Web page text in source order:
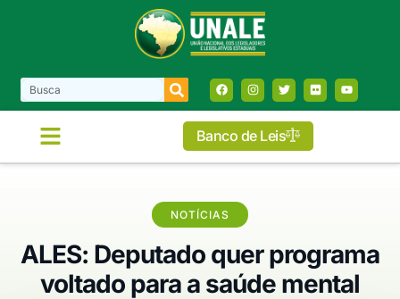
Banco de Leis
NOTÍCIAS
ALES: Deputado quer programa
voltado para a saúde mental